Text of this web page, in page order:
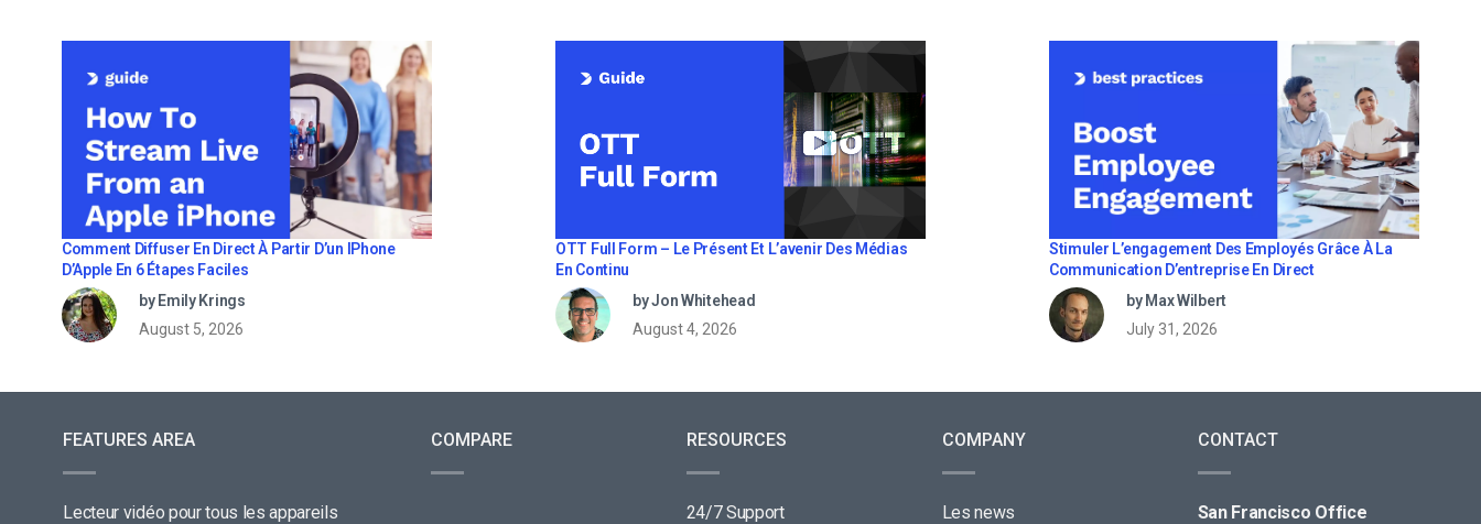
Comment Diffuser En Direct À Partir D’un IPhone
D’Apple En 6 Étapes Faciles
by Emily Krings
August 5, 2026
OTT Full Form – Le Présent Et L’avenir Des Médias
En Continu
by Jon Whitehead
August 4, 2026
Stimuler L’engagement Des Employés Grâce À La
Communication D’entreprise En Direct
by Max Wilbert
July 31, 2026
FEATURES AREA
Lecteur vidéo pour tous les appareils
COMPARE RESOURCES
24/7 Support
COMPANY
Les news
CONTACT
San Francisco Office